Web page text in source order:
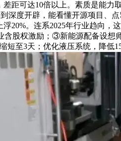
距可达10倍以上。素质是能
深度开辟，能看懂开源项目
20%。连系2025年行业趋向
股权激励；③新能源配备设
短至3天；优化液压系统，降